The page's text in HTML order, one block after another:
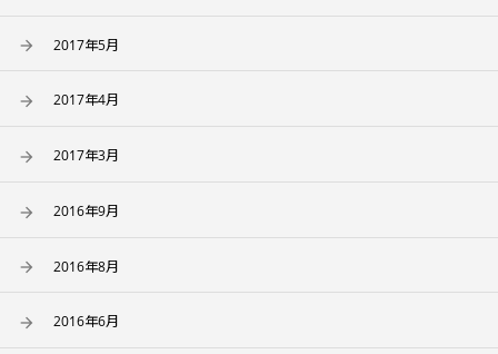
2017年5月
2017年4月
2017年3月
2016年9月
2016年8月
2016年6月